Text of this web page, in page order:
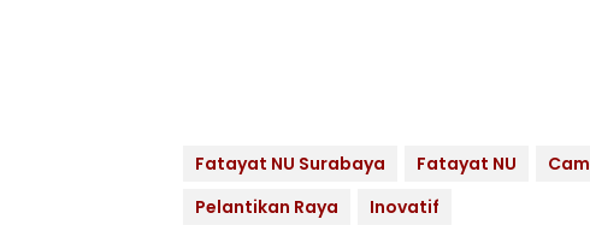
Fatayat NU Surabaya Fatayat NU
Pelantikan Raya
Inovatif